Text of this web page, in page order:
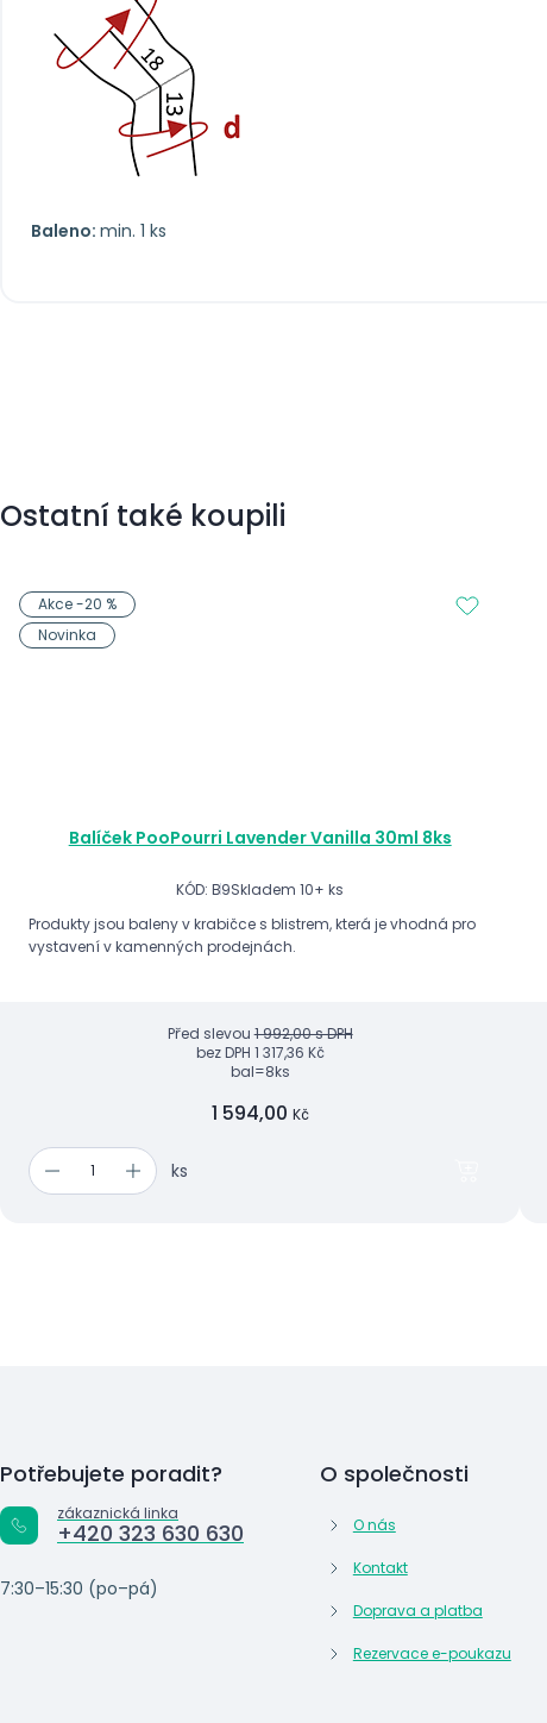
Baleno: min. 1 ks
Ostatní také koupili
Balíček PooPourri Lavender Vanilla 30ml 8ks
KÓD: B9Skladem 10+ ks
Produkty jsou baleny v krabičce s blistrem, která je vhodná pro
vystavení v kamenných prodejnách.
Před slevou1 992,00 s DPH
bez DPH 1 317,36 Kč
bal=8ks
1 594,00 Kč
ks
Akce -20 %
Novinka
Potřebujete poradit?
zákaznická linka
+420 323 630 630
7:30–15:30 (po–pá)
O společnosti
O nás
Kontakt
Doprava a platba
Rezervace e-poukazu